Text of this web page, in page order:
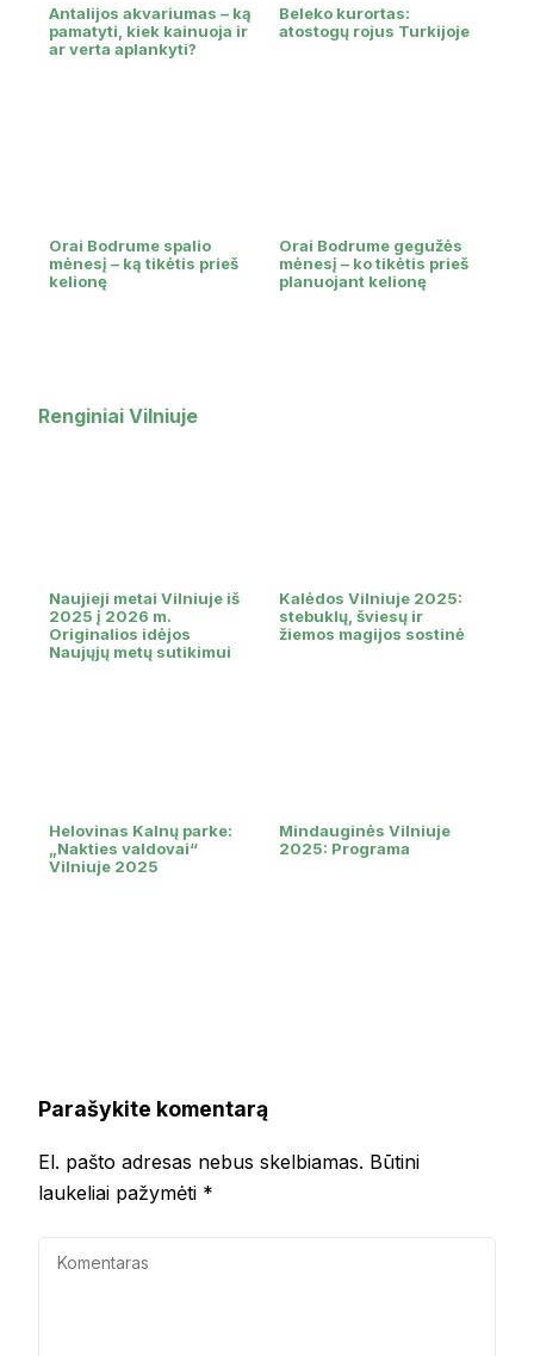
Antalijos akvariumas – ką
pamatyti, kiek kainuoja ir
ar verta aplankyti?
Beleko kurortas:
atostogų rojus Turkijoje
Orai Bodrume spalio
mėnesį – ką tikėtis prieš
kelionę
Orai Bodrume gegužės
mėnesį – ko tikėtis prieš
planuojant kelionę
Renginiai Vilniuje
Naujieji metai Vilniuje iš
2025 į 2026 m.
Originalios idėjos
Naujųjų metų sutikimui
Kalėdos Vilniuje 2025:
stebuklų, šviesų ir
žiemos magijos sostinė
Helovinas Kalnų parke:
„Nakties valdovai“
Vilniuje 2025
Mindauginės Vilniuje
2025: Programa
Parašykite komentarą
El. pašto adresas nebus skelbiamas. Būtini
laukeliai pažymėti *